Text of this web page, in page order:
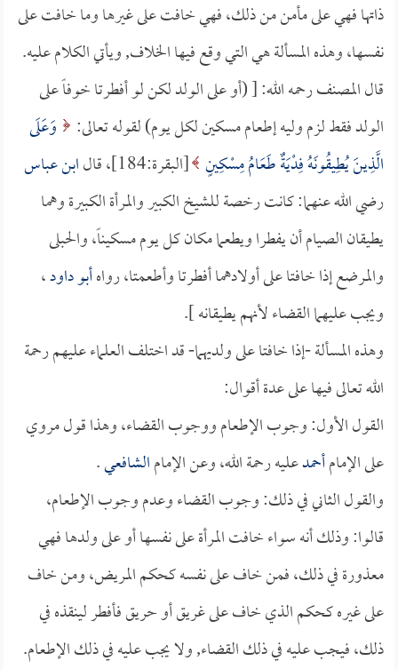
ذاتها فهي على مأمن من ذلك، فهي خافت على غيرها وما خافت على
نفسها، وهذه المسألة هي التي وقع فيها الخلاف, ويأتي الكلام عليه.
قال المصنف رحمه الله: [ (أو على الولد لكن لو أفطرتا خوفاً على
الولد فقط لزم وليه إطعام مسكين لكل يوم) لقوله تعالى:
وَعَلَى
الَّذِينَ يُطِيقُونَهُ فِدْيَةٌ طَعَامُ مِسْكِينٍ [البقرة:184]، قال
ابن عباس
رضي الله عنهما: كانت رخصة للشيخ الكبير والمرأة الكبيرة وهما
يطيقان الصيام أن يفطرا ويطعما مكان كل يوم مسكيناً، والحبلى
والمرضع إذا خافتا على أولادهما أفطرتا وأطعمتا، رواهأبو داود،
ويجب عليهما القضاء لأنهم يطيقانه ].
وهذه المسألة -إذا خافتا على ولديهما- قد اختلف العلماء عليهم رحمة
الله تعالى فيها على عدة أقوال:
القول الأول: وجوب الإطعام ووجوب القضاء، وهذا قول مروي
على الإمامأحمدعليه رحمة الله، وعن الإمامالشافعي.
والقول الثاني في ذلك: وجوب القضاء وعدم وجوب الإطعام،
قالوا: وذلك أنه سواء خافت المرأة على نفسها أو على ولدها فهي
معذورة في ذلك، فمن خاف على نفسه كحكم المريض، ومن خاف
على غيره كحكم الذي خاف على غريق أو حريق فأفطر لينقذه في
ذلك، فيجب عليه في ذلك القضاء, ولا يجب عليه في ذلك الإطعام.